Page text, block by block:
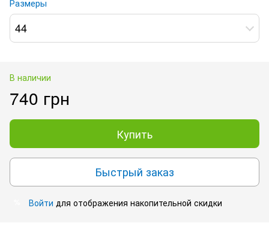
44
В наличии
740 грн
Купить
Быстрый заказ
Войти для отображения накопительной скидки